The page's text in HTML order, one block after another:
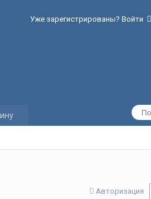
Уже зарегистрированы? Войти
Авторизация